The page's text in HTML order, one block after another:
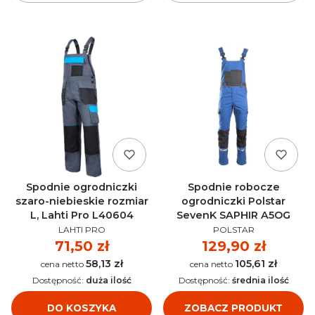
Spodnie ogrodniczki
szaro-niebieskie rozmiar
L, Lahti Pro L40604
PRODUCENT
LAHTI PRO
Cena
71,50 zł
Cena 58,13 zł
DO KOSZYKA
Dostępność: duża ilość
Spodnie robocze
ogrodniczki Polstar
SevenK SAPHIR A5OG
PRODUCENT
POLSTAR
Cena
129,90 zł
Cena 105,61 zł
ZOBACZ PRODUKT
Dostępność: średnia ilość